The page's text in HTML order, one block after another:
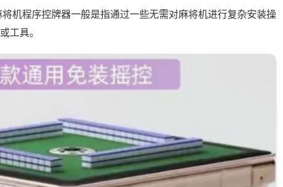
机程序控牌器一般是指通过一些无需对麻将机进行复杂安装操
工具。